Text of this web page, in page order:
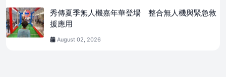
秀傳夏季無人機嘉年華登場 整合無人機與緊急救
援應用
August 02, 2026